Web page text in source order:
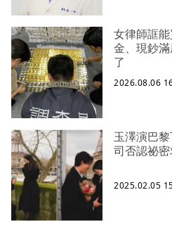
女律師誆
金、現鈔
了
2026.08.06
玉澤演巴
司否認祕密
2025.02.05